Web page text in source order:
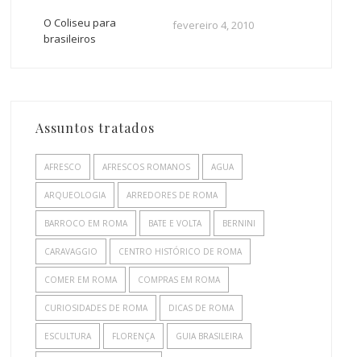
O Coliseu para
brasileiros
fevereiro 4, 2010
Assuntos tratados
AFRESCO AFRESCOS ROMANOS AGUA
ARQUEOLOGIA ARREDORES DE ROMA
BARROCO EM ROMA BATE E VOLTA BERNINI
CARAVAGGIO CENTRO HISTÓRICO DE ROMA
COMER EM ROMA COMPRAS EM ROMA
CURIOSIDADES DE ROMA DICAS DE ROMA
ESCULTURA FLORENÇA GUIA BRASILEIRA